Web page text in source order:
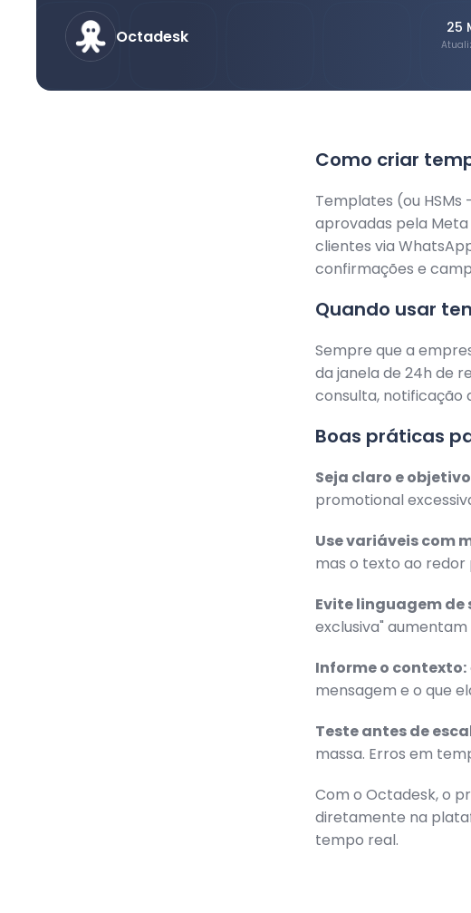
Octadesk 25
Como criar
Templates (ou
aprovadas pela
clientes via
confirmações e
Quando usar
Sempre que a
da janela de 24h de
consulta, notificação
Boas práticas
Seja claro e
promotional
Use variáveis com
mas o texto ao redor
Evite linguagem de
exclusiva"
Informe o contexto:
mensagem e o que
Teste antes de
massa. Erros em
Com o Octadesk, o
diretamente na
tempo real.